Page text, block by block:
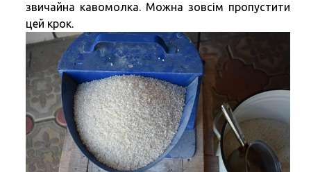
звичайна кавомолка. Можна зовсім пропустити
цей крок.